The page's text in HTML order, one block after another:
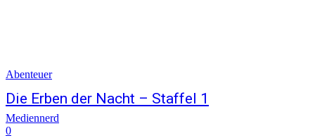
Abenteuer
Die Erben der Nacht – Staffel 1
Mediennerd
0